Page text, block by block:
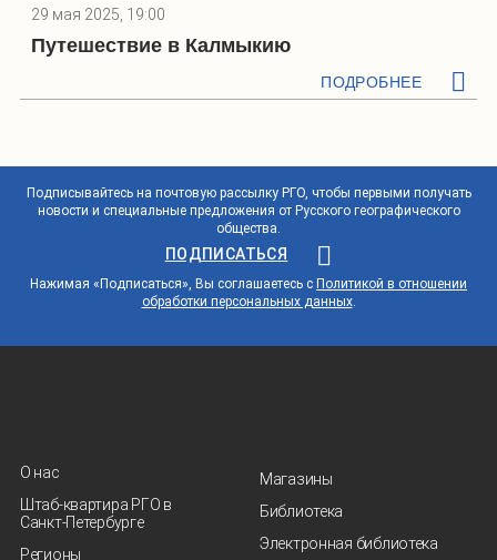
29 мая 2025, 19:00
Путешествие в Калмыкию
ПОДРОБНЕЕ
Подписывайтесь на почтовую рассылку РГО, чтобы первыми получать
новости и специальные предложения от Русского географического
общества.
ПОДПИСАТЬСЯ
Нажимая «Подписаться», Вы соглашаетесь с Политикой в отношении
обработки персональных данных.
О нас
Штаб-квартира РГО в
Санкт‑Петербурге
Регионы
Магазины
Библиотека
Электронная библиотека